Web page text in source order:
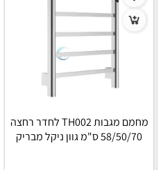
מחמם מגבות TH002 לחדר רחצה
58/50/70 ס"מ גוון ניקל מבריק